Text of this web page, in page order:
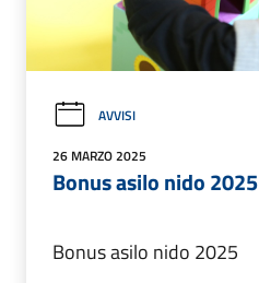
AVVISI
26 MARZO 2025
Bonus asilo nido 2025
Bonus asilo nido 2025